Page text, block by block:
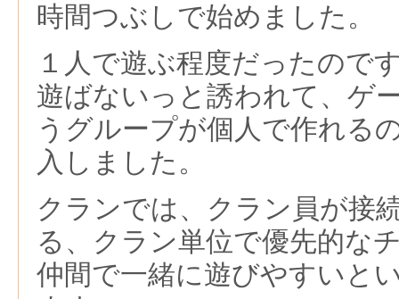
時間つぶしで始めました。
１人で遊ぶ程度だったので
遊ばないっと誘われて、ゲ
うグループが個人で作れる
入しました。
クランでは、クラン員が接
る、クラン単位で優先的な
仲間で一緒に遊びやすいと